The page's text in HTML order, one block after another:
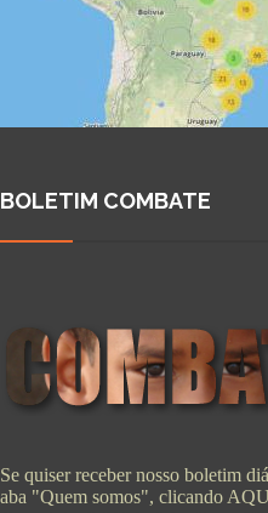
BOLETIM COMBATE
Se quiser receber nosso boletim
aba "Quem somos", clicando